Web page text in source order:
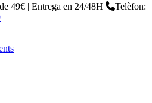
49€ | Entrega en 24/48H
Telèfon: